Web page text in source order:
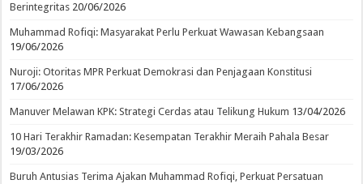
Berintegritas 20/06/2026
Muhammad Rofiqi: Masyarakat Perlu Perkuat Wawasan Kebangsaan
19/06/2026
Nuroji: Otoritas MPR Perkuat Demokrasi dan Penjagaan Konstitusi
17/06/2026
Manuver Melawan KPK: Strategi Cerdas atau Telikung Hukum 13/04/2026
10 Hari Terakhir Ramadan: Kesempatan Terakhir Meraih Pahala Besar
19/03/2026
Buruh Antusias Terima Ajakan Muhammad Rofiqi, Perkuat Persatuan